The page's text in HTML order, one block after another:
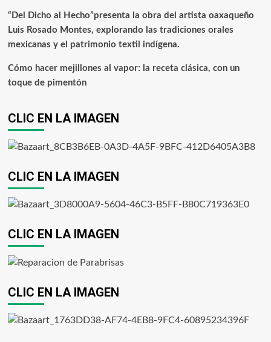
“Del Dicho al Hecho”presenta la obra del artista oaxaqueño
Luis Rosado Montes, explorando las tradiciones orales
mexicanas y el patrimonio textil indígena.
Cómo hacer mejillones al vapor: la receta clásica, con un
toque de pimentón
CLIC EN LA IMAGEN
CLIC EN LA IMAGEN
CLIC EN LA IMAGEN
CLIC EN LA IMAGEN